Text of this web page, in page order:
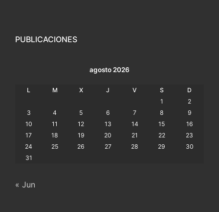
PUBLICACIONES
agosto 2026
L M X J V S
D
1
2
3
4 5 6 7 8
9
10
11 12 13 14 15
16
17
18 19 20 21 22
23
24
25 26 27 28 29
30
31
« Jun